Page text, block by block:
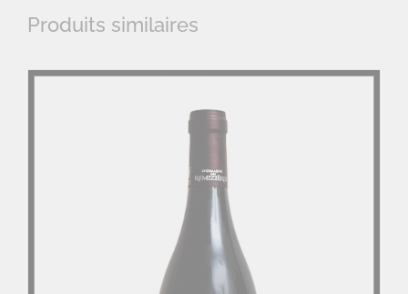
Produits similaires